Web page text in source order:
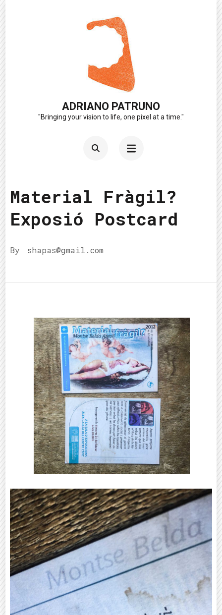
ADRIANO PATRUNO
"Bringing your vision to life, one pixel at a time."
Material Fràgil?
Exposió Postcard
By shapas@gmail.com